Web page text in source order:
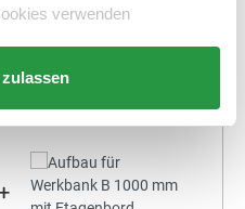
verwenden
In den Warenkorb